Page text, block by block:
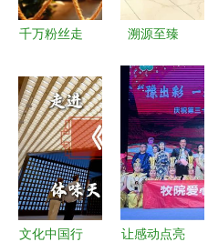
千万粉丝走
第一站，
403国际艺
术中心——
武汉的文化
会客厅
溯源至臻
光檀红木家
具与文化艺
术的和谐共
鸣
文化中国行
让感动点亮